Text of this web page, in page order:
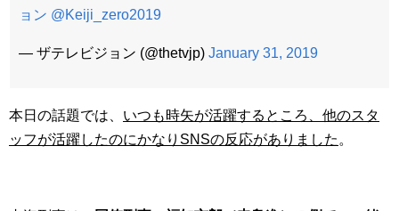
ョン @Keiji_zero2019
— ザテレビジョン (@thetvjp) January 31, 2019
本日の話題では、 いつも時矢が活躍するところ、他のスタ
ッフが活躍したのにかなりSNSの反応がありました 。